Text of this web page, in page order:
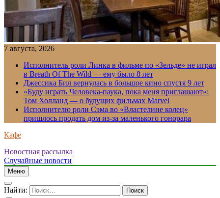
7 августа, 2026
Исполнитель роли Линка в фильме по «Зельде» не играл
в Breath Of The Wild — ему было 8 лет
Джессика Бил вернулась в большое кино спустя 9 лет
«Буду играть Человека-паука, пока меня приглашают»:
Том Холланд — о будущих фильмах Marvel
Исполнителю роли Сэма во «Властелине колец»
пришлось продать дом из-за маленького гонорара
Кафе
Новостная рассылка
Случайные новости
Меню
Найти: